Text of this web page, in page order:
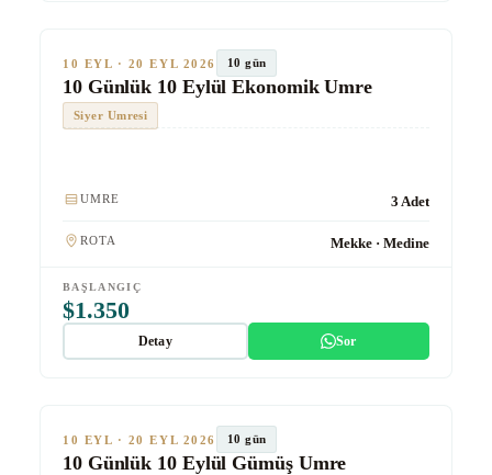
10 EYL · 20 EYL 2026 10 gün
10 Günlük 10 Eylül Ekonomik Umre
Siyer Umresi
UMRE 3 Adet
ROTA Mekke · Medine
BAŞLANGIÇ
$1.350
Detay Sor
10 EYL · 20 EYL 2026 10 gün
10 Günlük 10 Eylül Gümüş Umre